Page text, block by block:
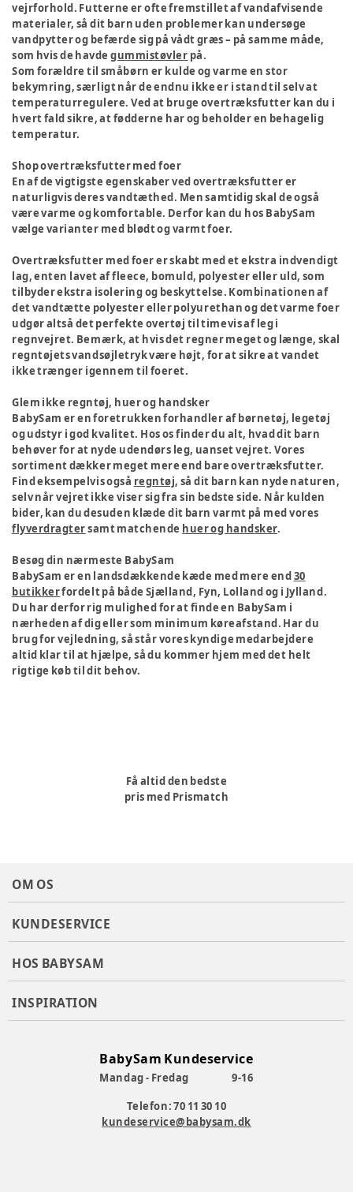
vejrforhold. Futterne er ofte fremstillet af vandafvisende
materialer, så dit barn uden problemer kan undersøge
vandpytter og befærde sig på vådt græs – på samme måde,
som hvis de havdegummistøvler på.
Som forældre til småbørn er kulde og varme en stor
bekymring, særligt når de endnu ikke er i stand til selv at
temperaturregulere. Ved at bruge overtræksfutter kan du i
hvert fald sikre, at fødderne har og beholder en behagelig
temperatur.
Shop overtræksfutter med foer
En af de vigtigste egenskaber ved overtræksfutter er
naturligvis deres vandtæthed. Men samtidig skal de også
være varme og komfortable. Derfor kan du hos BabySam
vælge varianter med blødt og varmt foer.
Overtræksfutter med foer er skabt med et ekstra indvendigt
lag, enten lavet af fleece, bomuld, polyester eller uld, som
tilbyder ekstra isolering og beskyttelse. Kombinationen af
det vandtætte polyester eller polyurethan og det varme foer
udgør altså det perfekte overtøj til timevis af leg i
regnvejret. Bemærk, at hvis det regner meget og længe, skal
regntøjets vandsøjletryk være højt, for at sikre at vandet
ikke trænger igennem til foeret.
Glem ikke regntøj, huer og handsker
BabySam er en foretrukken forhandler af børnetøj, legetøj
og udstyr i god kvalitet. Hos os finder du alt, hvad dit barn
behøver for at nyde udendørs leg, uanset vejret. Vores
sortiment dækker meget mere end bare overtræksfutter.
Find eksempelvis også regntøj, så dit barn kan nyde naturen,
selv når vejret ikke viser sig fra sin bedste side. Når kulden
bider, kan du desuden klæde dit barn varmt på med vores
flyverdragtersamt matchende huer og handsker.
Besøg din nærmeste BabySam
BabySam er en landsdækkende kæde med mere end30
butikkerfordelt på både Sjælland, Fyn, Lolland og i Jylland.
Du har derfor rig mulighed for at finde en BabySam i
nærheden af dig eller som minimum køreafstand. Har du
brug for vejledning, så står vores kyndige medarbejdere
altid klar til at hjælpe, så du kommer hjem med det helt
rigtige køb til dit behov.
Få altid den bedste
pris med Prismatch
OM OS
KUNDESERVICE
HOS BABYSAM
INSPIRATION
BabySam Kundeservice
Mandag - Fredag
9-16
Telefon: 70 11 30 10
kundeservice@babysam.dk